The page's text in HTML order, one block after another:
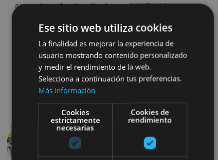
generadoras de adrenalina hacen de IrriSarri Land un
nervios en el estómago.
Ese sitio web utiliza cookies
La finalidad es mejorar la experiencia de
usuario mostrando contenido personalizado
y medir el rendimiento de la web.
Selecciona a continuación tus preferencias.
Más información
Cookies
estrictamente
necesarias
Cookies de
rendimiento